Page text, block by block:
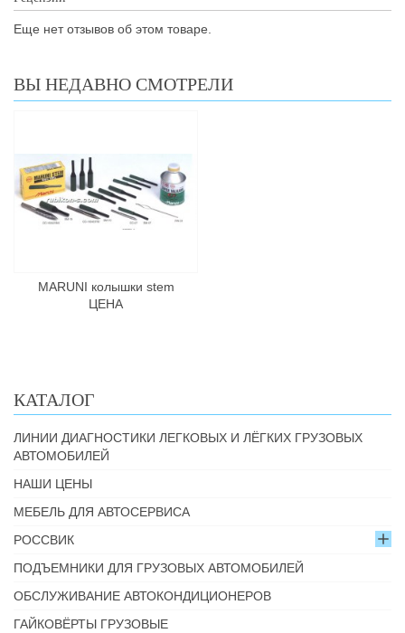
Еще нет отзывов об этом товаре.
ВЫ НЕДАВНО СМОТРЕЛИ
MARUNI колышки stem
ЦЕНА
КАТАЛОГ
ЛИНИИ ДИАГНОСТИКИ ЛЕГКОВЫХ И ЛЁГКИХ ГРУЗОВЫХ
АВТОМОБИЛЕЙ
НАШИ ЦЕНЫ
МЕБЕЛЬ ДЛЯ АВТОСЕРВИСА
РОССВИК
ПОДЪЕМНИКИ ДЛЯ ГРУЗОВЫХ АВТОМОБИЛЕЙ
ОБСЛУЖИВАНИЕ АВТОКОНДИЦИОНЕРОВ
ГАЙКОВЁРТЫ ГРУЗОВЫЕ